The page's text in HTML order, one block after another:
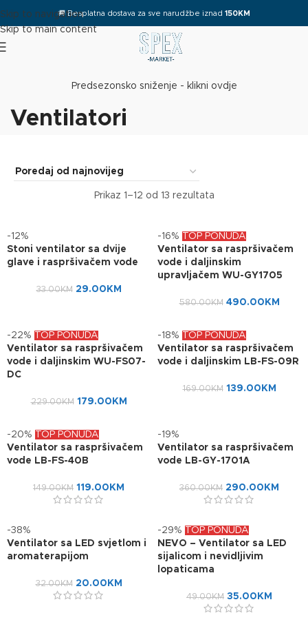
Skip to navigation
Skip to main content
🚚Besplatna dostava za sve narudžbe iznad 150KM
Predsezonsko sniženje - klikni ovdje
Ventilatori
Prikaz 1–12 od 13 rezultata
-12%
Stoni ventilator sa dvije
glave i raspršivačem vode
33.00KM 29.00 KM
-16%
TOP PONUDA
Ventilator sa raspršivačem
vode i daljinskim
upravljačem WU-GY1705
580.00KM 490.00 KM
-22%
TOP PONUDA
Ventilator sa raspršivačem
vode i daljinskim WU-FS07-
DC
229.00KM 179.00 KM
-18%
TOP PONUDA
Ventilator sa raspršivačem
vode i daljinskim LB-FS-09R
169.00KM 139.00 KM
-20%
TOP PONUDA
Ventilator sa raspršivačem
vode LB-FS-40B
149.00KM 119.00 KM
-19%
Ventilator sa raspršivačem
vode LB-GY-1701A
360.00KM 290.00 KM
-38%
Ventilator sa LED svjetlom i
aromaterapijom
32.00KM 20.00 KM
-29%
TOP PONUDA
NEVO – Ventilator sa LED
sijalicom i nevidljivim
lopaticama
49.00KM 35.00 KM